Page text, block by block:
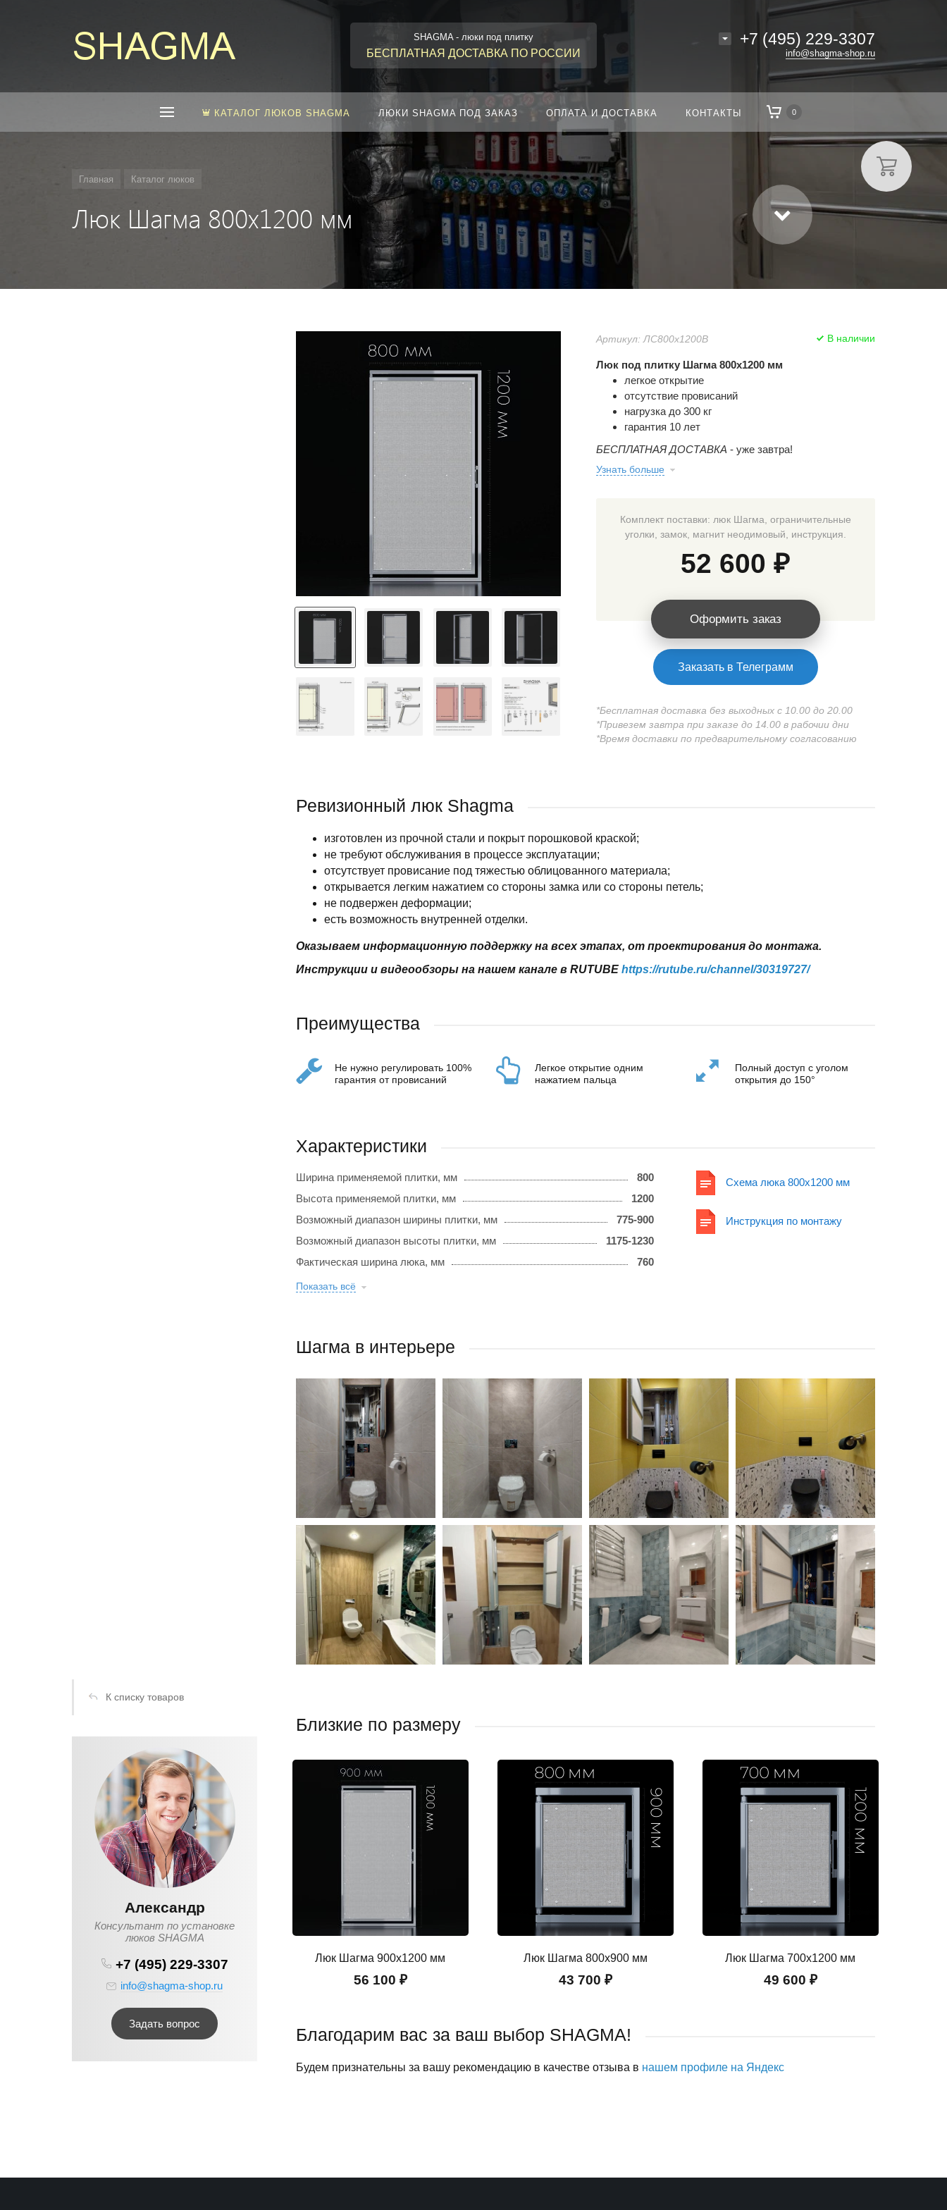
SHAGMA - люки под плитку
БЕСПЛАТНАЯ ДОСТАВКА ПО РОССИИ
+7 (495) 229-3307
info@shagma-shop.ru
КАТАЛОГ ЛЮКОВ SHAGMA ЛЮКИ SHAGMA ПОД ЗАКАЗ ОПЛАТА И ДОСТАВКА КОНТАКТЫ 0
Главная Каталог люков
Люк Шагма 800x1200 мм
К списку товаров
Александр
Консультант по установке
люков SHAGMA
+7 (495) 229-3307
info@shagma-shop.ru
Задать вопрос
Артикул: ЛС800x1200В В наличии
Люк под плитку Шагма 800x1200 мм
легкое открытие
отсутствие провисаний
нагрузка до 300 кг
гарантия 10 лет
БЕСПЛАТНАЯ ДОСТАВКА - уже завтра!
Узнать больше
Комплект поставки: люк Шагма, ограничительные
уголки, замок, магнит неодимовый, инструкция.
52 600 ₽
Оформить заказ
Заказать в Телеграмм
*Бесплатная доставка без выходных с 10.00 до 20.00
*Привезем завтра при заказе до 14.00 в рабочии дни
*Время доставки по предварительному согласованию
Ревизионный люк Shagma
изготовлен из прочной стали и покрыт порошковой краской;
не требуют обслуживания в процессе эксплуатации;
отсутствует провисание под тяжестью облицованного материала;
открывается легким нажатием со стороны замка или со стороны петель;
не подвержен деформации;
есть возможность внутренней отделки.
Оказываем информационную поддержку на всех этапах, от проектирования до монтажа.
Инструкции и видеообзоры на нашем канале в RUTUBE https://rutube.ru/channel/30319727/
Преимущества
Не нужно регулировать 100%
гарантия от провисаний
Легкое открытие одним
нажатием пальца
Полный доступ с уголом
открытия до 150°
Характеристики
Ширина применяемой плитки, мм
800
Высота применяемой плитки, мм
1200
Возможный диапазон ширины плитки, мм
775-900
Возможный диапазон высоты плитки, мм
1175-1230
Фактическая ширина люка, мм
760
Показать всё
Схема люка 800x1200 мм
Инструкция по монтажу
Шагма в интерьере
Близкие по размеру
Люк Шагма 900x1200 мм
56 100 ₽
Люк Шагма 800x900 мм
43 700 ₽
Люк Шагма 700x1200 мм
49 600 ₽
Благодарим вас за ваш выбор SHAGMA!
Будем признательны за вашу рекомендацию в качестве отзыва в нашем профиле на Яндекс